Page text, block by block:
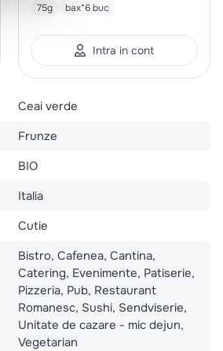
75g bax*6 buc
Intra in cont
Ceai verde
Frunze
BIO
Italia
Cutie
Bistro, Cafenea, Cantina,
Catering, Evenimente, Patiserie,
Pizzeria, Pub, Restaurant
Romanesc, Sushi, Sendviserie,
Unitate de cazare - mic dejun,
Vegetarian